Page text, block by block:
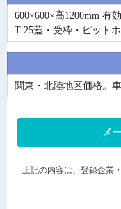
600×600×高1200mm 有
T-25蓋・受枠・ピット
関東・北陸地区価格。
メ
上記の内容は、登録企業